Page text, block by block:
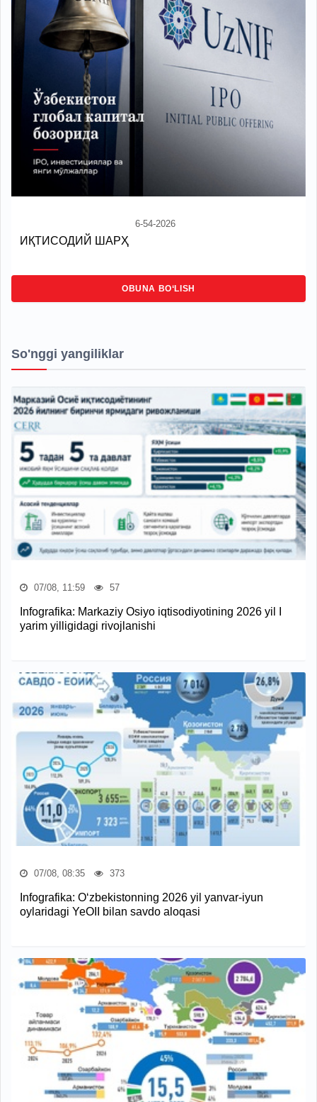
6-54-2026
ИҚТИСОДИЙ ШАРҲ
OBUNA BO‘LISH
So'nggi yangiliklar
07/08, 11:59 57
Infografika: Markaziy Osiyo iqtisodiyotining 2026 yil I
yarim yilligidagi rivojlanishi
07/08, 08:35 373
Infografika: O‘zbekistonning 2026 yil yanvar-iyun
oylaridagi YeOII bilan savdo aloqasi